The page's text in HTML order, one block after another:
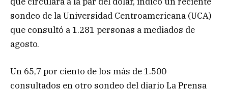
sondeo de la Universidad Centroamericana (UCA)
que consultó a 1.281 personas a mediados de
agosto.
Un 65,7 por ciento de los más de 1.500
consultados en otro sondeo del diario La Prensa